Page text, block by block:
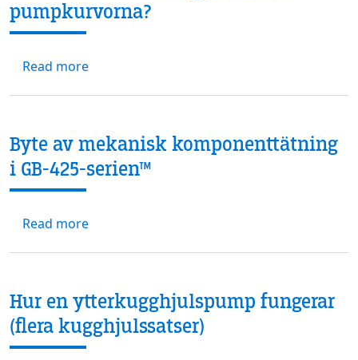
pumpkurvorna?
Read moreabout FLÖDE MOT TRYCK: Ligger svaret i
Byte av mekanisk komponenttätning
i GB-425-serien™
Read moreabout Byte av mekanisk komponenttätning
Hur en ytterkugghjulspump fungerar
(flera kugghjulssatser)